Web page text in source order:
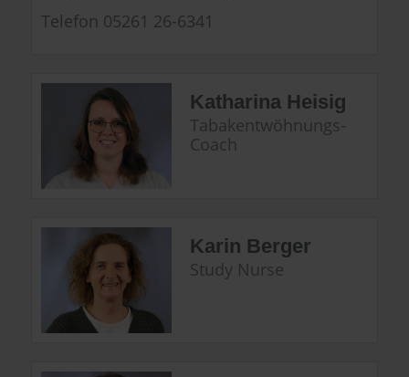
Telefon 05261 26-6341
Katharina Heisig
Tabakentwöhnungs-
Coach
Karin Berger
Study Nurse